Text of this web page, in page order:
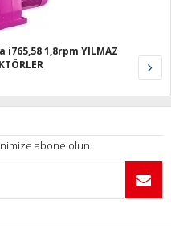
0,12KW MR575-G63/4a
abone olun.